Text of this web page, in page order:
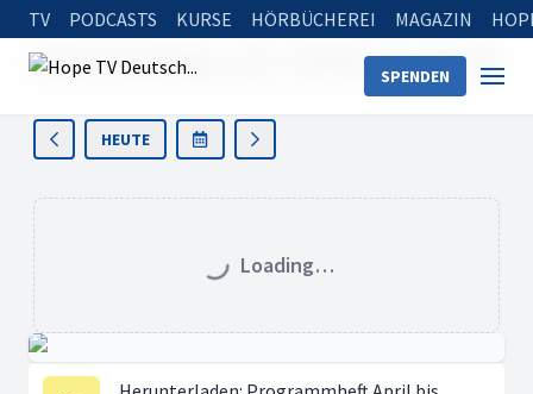
TV PODCASTS KURSE HÖRBÜCHEREI MAGAZIN
SPENDEN
Donnerstag, 19. Februar 2026
HEUTE
Loading…